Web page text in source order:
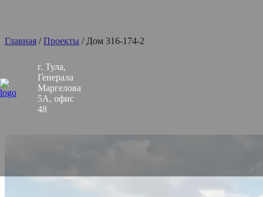
г. Тула,
Генерала
Маргелова
5А, офис
48
Главная /Проекты / Дом 316-174-2